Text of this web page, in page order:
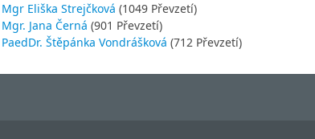
Mgr Eliška Strejčková (1049 Převzetí)
Mgr. Jana Černá (901 Převzetí)
PaedDr. Štěpánka Vondrášková (712 Převzetí)